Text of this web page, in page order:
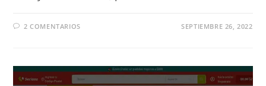
2 COMENTARIOS SEPTIEMBRE 26, 2022